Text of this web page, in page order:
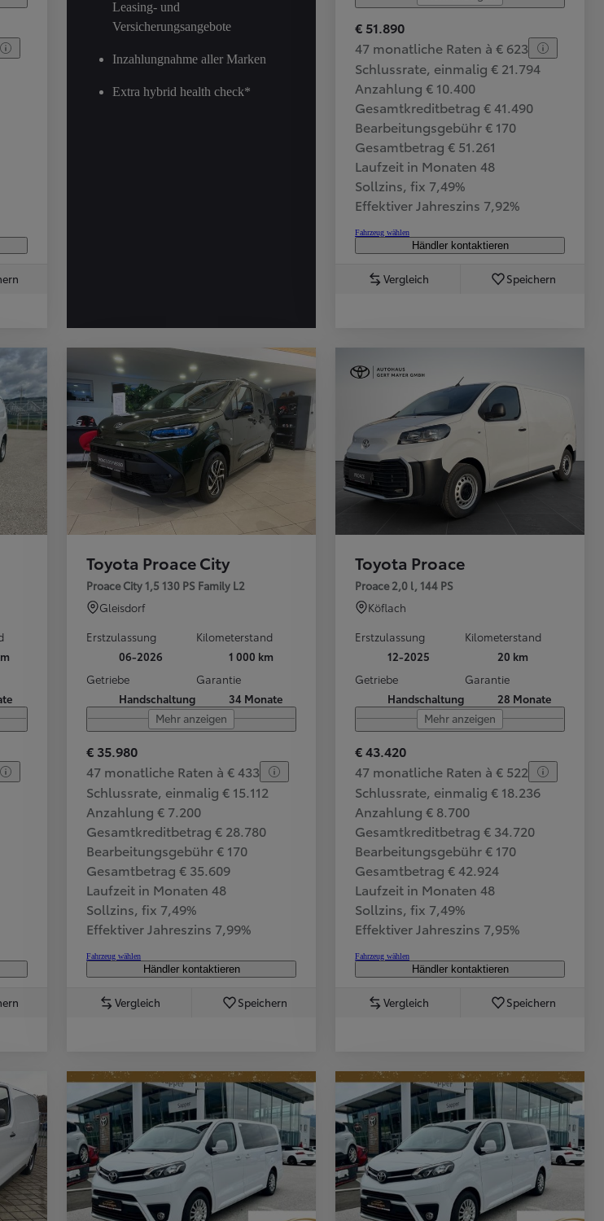
Aktuelle Angebote Toyota bZ4X
Leasing- und
Versicherungsangebote
Inzahlungnahme aller Marken
Extra hybrid health check*
€ 51.890
47 monatliche Raten à € 623
Schlussrate, einmalig € 21.794
Anzahlung € 10.400
Gesamtkreditbetrag € 41.490
Bearbeitungsgebühr € 170
Gesamtbetrag € 51.261
Laufzeit in Monaten 48
Sollzins, fix 7,49%
Effektiver Jahreszins 7,92%
Fahrzeug wählen
Händler kontaktieren
Vergleich Speichern
Toyota Proace City
Proace City 1,5 130 PS Family L2
Gleisdorf
Erstzulassung
06-2026
Kilometerstand
1 000 km
Getriebe
Handschaltung
Garantie
34 Monate
Mehr anzeigen
€ 35.980
47 monatliche Raten à € 433
Schlussrate, einmalig € 15.112
Anzahlung € 7.200
Gesamtkreditbetrag € 28.780
Bearbeitungsgebühr € 170
Gesamtbetrag € 35.609
Laufzeit in Monaten 48
Sollzins, fix 7,49%
Effektiver Jahreszins 7,99%
Fahrzeug wählen
Händler kontaktieren
Vergleich Speichern
Toyota Proace
Proace 2,0 l, 144 PS
Köflach
Erstzulassung
12-2025
Kilometerstand
20 km
Getriebe
Handschaltung
Garantie
28 Monate
Mehr anzeigen
€ 43.420
47 monatliche Raten à € 522
Schlussrate, einmalig € 18.236
Anzahlung € 8.700
Gesamtkreditbetrag € 34.720
Bearbeitungsgebühr € 170
Gesamtbetrag € 42.924
Laufzeit in Monaten 48
Sollzins, fix 7,49%
Effektiver Jahreszins 7,95%
Fahrzeug wählen
Händler kontaktieren
Vergleich Speichern